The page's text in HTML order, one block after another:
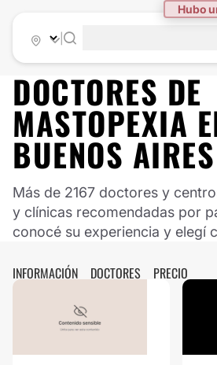
DOCTORES DE
MASTOPEXIA
BUENOS
Más de 2167 doctores y
y clínicas recomendadas por
conocé su experiencia y elegí
INFORMACIÓN DOCTORES PRECIO